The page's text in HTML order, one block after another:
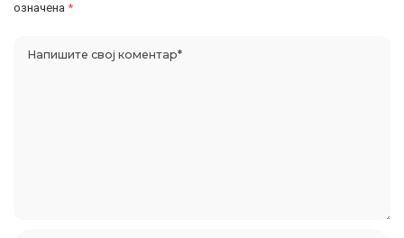
означена *